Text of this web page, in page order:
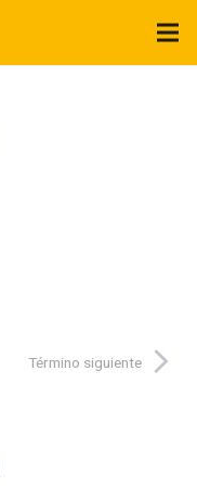
Término siguiente